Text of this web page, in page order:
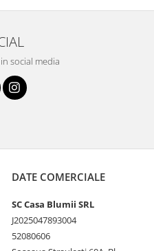
social media
DATE COMERCIALE
SC Casa Blumii SRL
J2025047893004
52080606